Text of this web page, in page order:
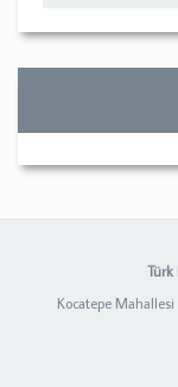
Türk
Kocatepe